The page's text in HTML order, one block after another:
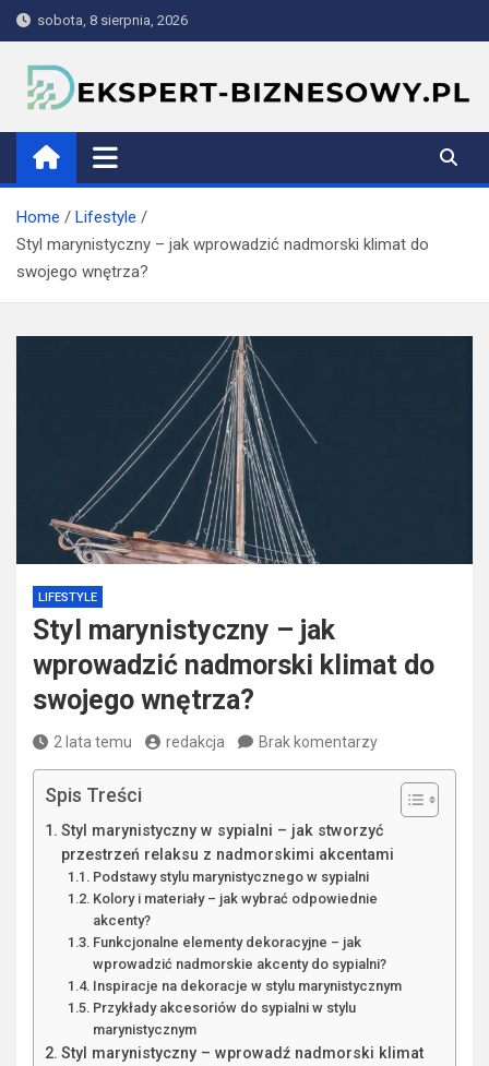
Skip
to
content
sobota, 8 sierpnia, 2026
ekspert-biznesowy.pl
Home
Lifestyle
Styl marynistyczny – jak wprowadzić nadmorski klimat do
swojego wnętrza?
LIFESTYLE
Styl marynistyczny – jak
wprowadzić nadmorski klimat do
swojego wnętrza?
2 lata temu redakcja Brak komentarzy
Spis Treści
Styl marynistyczny w sypialni – jak stworzyć
przestrzeń relaksu z nadmorskimi akcentami
Podstawy stylu marynistycznego w sypialni
Kolory i materiały – jak wybrać odpowiednie
akcenty?
Funkcjonalne elementy dekoracyjne – jak
wprowadzić nadmorskie akcenty do sypialni?
Inspiracje na dekoracje w stylu marynistycznym
Przykłady akcesoriów do sypialni w stylu
marynistycznym
Styl marynistyczny – wprowadź nadmorski klimat